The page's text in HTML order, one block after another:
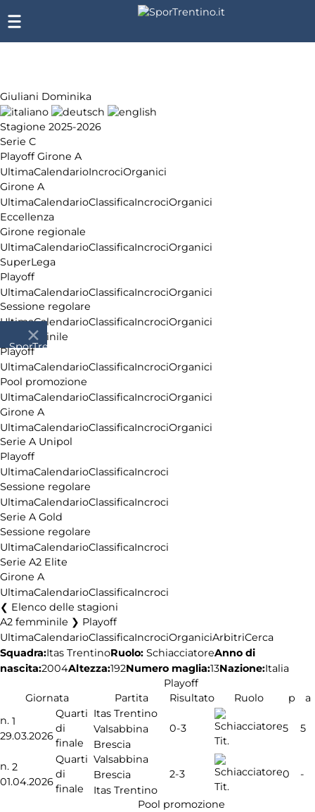
Giuliani Dominika
Stagione 2025-2026
Serie C
Playoff Girone A
UltimaCalendarioIncrociOrganici
Girone A
UltimaCalendarioClassificaIncrociOrganici
Eccellenza
Girone regionale
UltimaCalendarioClassificaIncrociOrganici
SuperLega
Playoff
UltimaCalendarioClassificaIncrociOrganici
Sessione regolare
UltimaCalendarioClassificaIncrociOrganici
A2 femminile
Playoff
UltimaCalendarioClassificaIncrociOrganici
Pool promozione
UltimaCalendarioClassificaIncrociOrganici
Girone A
UltimaCalendarioClassificaIncrociOrganici
Serie A Unipol
Playoff
UltimaCalendarioClassificaIncroci
Sessione regolare
UltimaCalendarioClassificaIncroci
Serie A Gold
Sessione regolare
UltimaCalendarioClassificaIncroci
Serie A2 Elite
Girone A
UltimaCalendarioClassificaIncroci
Elenco delle stagioni
A2 femminile ❯ Playoff
UltimaCalendarioClassificaIncrociOrganiciArbitriCerca
Squadra:Itas TrentinoRuolo: SchiacciatoreAnno di
nascita:2004Altezza:192Numero maglia:13Nazione:Italia
Playoff
Giornata
Partita Risultato Ruolo p
a
n. 1
29.03.2026
Quarti
di
finale
Itas Trentino
Valsabbina
Brescia
0-3
Tit.
5 5
n. 2
01.04.2026
Quarti
di
finale
Valsabbina
Brescia
Itas Trentino
2-3
Tit.
0 -
Pool promozione
SporTrentino.it
Chi
siamo
Affiliazione
Pubblicità